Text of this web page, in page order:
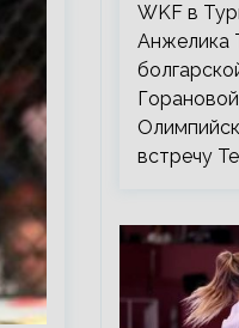
WKF в
Анжелика
встречу